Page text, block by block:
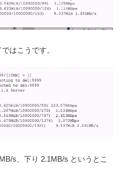
はこうです。
s、下り 2.1MB/s というとこ